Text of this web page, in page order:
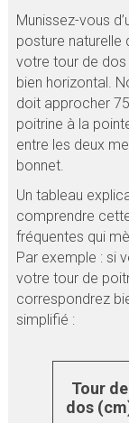
Munissez-vous
posture naturelle
votre tour de dos
bien horizontal.
doit approcher
poitrine à la
entre les deux
bonnet.
Un tableau
comprendre
fréquentes qui
Par exemple : si
votre tour de
correspondrez
simplifié :
Tour de
dos